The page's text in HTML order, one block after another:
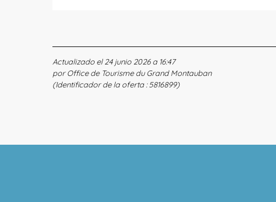
Actualizado el 24 junio 2026 a 16:47
por Office de Tourisme du Grand Montauban
(Identificador de la oferta :5816899)